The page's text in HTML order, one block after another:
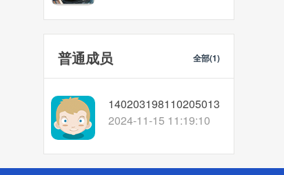
普通成员 全部(1)
140203198110205013
2024-11-15 11:19:10